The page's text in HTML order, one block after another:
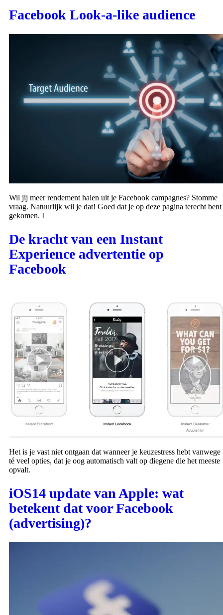
Facebook Look-a-like audience
Wil jij meer rendement halen uit je Facebook campagnes? Stomme
vraag. Natuurlijk wil je dat! Goed dat je op deze pagina terecht bent
gekomen. I
De kracht van een Instant
Experience advertentie op
Facebook
Het is je vast niet ontgaan dat wanneer je keuzestress hebt vanwege
té veel opties, dat je oog automatisch valt op diegene die het meeste
opvalt.
iOS14 update van Apple: wat
betekent dat voor Facebook
(advertising)?